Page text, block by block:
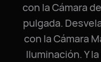
con la Cámara
pulgada.
con la Cámara
Iluminación. Y